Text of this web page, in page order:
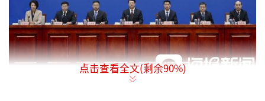
点击查看全文(剩余90%)